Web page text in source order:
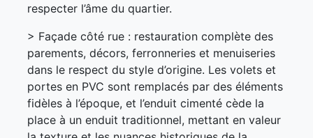
respecter l’âme du quartier.
> Façade côté rue : restauration complète des
parements, décors, ferronneries et menuiseries
dans le respect du style d’origine. Les volets et
portes en PVC sont remplacés par des éléments
fidèles à l’époque, et l’enduit cimenté cède la
place à un enduit traditionnel, mettant en valeur